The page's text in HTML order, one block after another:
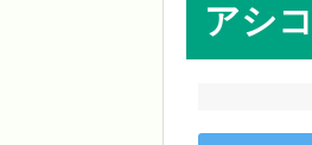
アシ